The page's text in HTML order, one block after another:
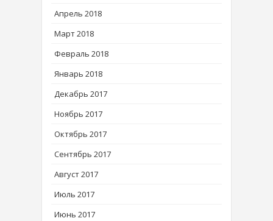
Апрель 2018
Март 2018
Февраль 2018
Январь 2018
Декабрь 2017
Ноябрь 2017
Октябрь 2017
Сентябрь 2017
Август 2017
Июль 2017
Июнь 2017